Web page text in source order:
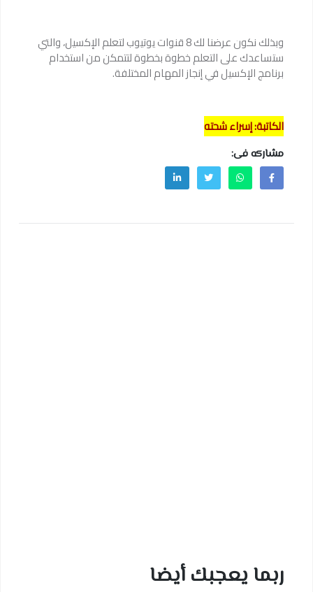
وبذلك نكون عرضنا لك 8 قنوات يوتيوب لتعلم الإكسيل، والتي
ستساعدك على التعلم خطوة بخطوة لتتمكن من استخدام
برنامج الإكسيل في إنجاز المهام المختلفة.
الكاتبة: إسراء شحته
مشاركه فى:
ربما يعجبك أيضا